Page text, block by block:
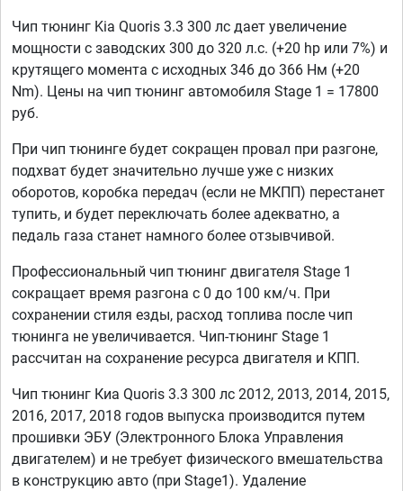
Чип тюнинг Kia Quoris 3.3 300 лс дает увеличение
мощности с заводских 300 до 320 л.с. (+20 hp или 7%) и
крутящего момента с исходных 346 до 366 Нм (+20
Nm). Цены на чип тюнинг автомобиля Stage 1 = 17800
руб.
При чип тюнинге будет сокращен провал при разгоне,
подхват будет значительно лучше уже с низких
оборотов, коробка передач (если не МКПП) перестанет
тупить, и будет переключать более адекватно, а
педаль газа станет намного более отзывчивой.
Профессиональный чип тюнинг двигателя Stage 1
сокращает время разгона с 0 до 100 км/ч. При
сохранении стиля езды, расход топлива после чип
тюнинга не увеличивается. Чип-тюнинг Stage 1
рассчитан на сохранение ресурса двигателя и КПП.
Чип тюнинг Киа Quoris 3.3 300 лс 2012, 2013, 2014, 2015,
2016, 2017, 2018 годов выпуска производится путем
прошивки ЭБУ (Электронного Блока Управления
двигателем) и не требует физического вмешательства
в конструкцию авто (при Stage1). Удаление